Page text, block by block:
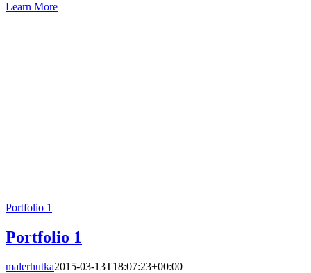
Learn More
Portfolio 1
Portfolio 1
malerhutka2015-03-13T18:07:23+00:00